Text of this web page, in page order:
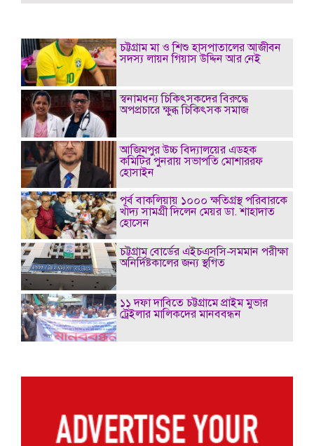
চট্টগ্রাম মা ও শিশু হাসপাতালের আজীবন
সদস্য লায়ন গিয়াস উদ্দিন আর নেই
স্বনামধন্য চিকিৎসকদের বিরুদ্ধে
অপপ্রচারে ক্ষুব্ধ চিকিৎসক সমাজ
আজিমপুর উচ্চ বিদ্যালয়ের এডহক
কমিটির পুনরায় সভাপতি মোশাররফ
হোসাইন
পূর্ব বাকলিয়ায় ১০০০ ক্ষতিগ্রস্থ পরিবারকে
খাদ্য সামগ্রী দিলেন মেয়র ডা. শাহাদাত
হোসেন
চট্টগ্রাম বোর্ডের এইচএসসি-সমমান পরীক্ষা
অনির্দিষ্টকালের জন্য স্থগিত
১১ দফা দাবিতে চট্টগ্রামে প্রাইম মুভার
ট্রেইলার মালিকদের মানববন্ধন